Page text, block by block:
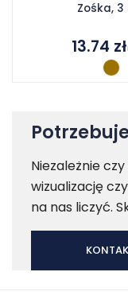
Zośka, 3
13.74 zł
Niezależnie
wizualizację
na nas liczyć.